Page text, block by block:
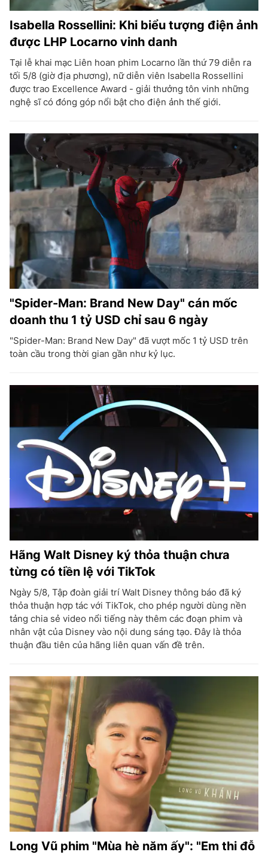
Isabella Rossellini: Khi biểu tượng điện ảnh
được LHP Locarno vinh danh
Tại lễ khai mạc Liên hoan phim Locarno lần thứ 79 diễn ra
tối 5/8 (giờ địa phương), nữ diễn viên Isabella Rossellini
được trao Excellence Award - giải thưởng tôn vinh những
nghệ sĩ có đóng góp nổi bật cho điện ảnh thế giới.
"Spider-Man: Brand New Day" cán mốc
doanh thu 1 tỷ USD chỉ sau 6 ngày
"Spider-Man: Brand New Day" đã vượt mốc 1 tỷ USD trên
toàn cầu trong thời gian gần như kỷ lục.
Hãng Walt Disney ký thỏa thuận chưa
từng có tiền lệ với TikTok
Ngày 5/8, Tập đoàn giải trí Walt Disney thông báo đã ký
thỏa thuận hợp tác với TikTok, cho phép người dùng nền
tảng chia sẻ video nổi tiếng này thêm các đoạn phim và
nhân vật của Disney vào nội dung sáng tạo. Đây là thỏa
thuận đầu tiên của hãng liên quan vấn đề trên.
Long Vũ phim "Mùa hè năm ấy": "Em thi đỗ